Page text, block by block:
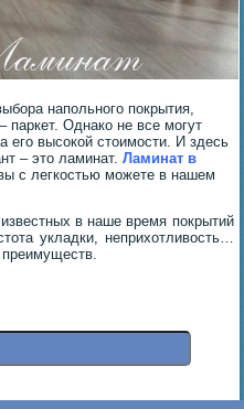
напольного покрытия,
паркет. Однако не все могут
его высокой стоимости. И здесь
– это ламинат.Ламинат в
с легкостью можете в нашем
в наше время покрытий
укладки, неприхотливость…